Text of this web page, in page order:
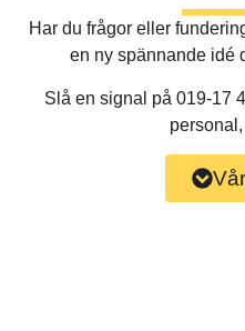
Har du frågor eller
en ny spännande idé
Slå en signal på 019-17